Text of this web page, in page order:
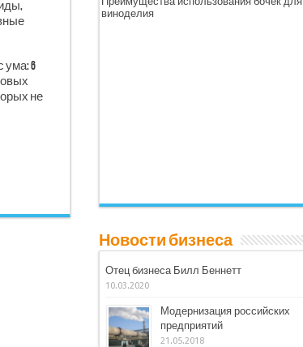
ума: 6
не
виноделия
Новости бизнеса
Отец бизнеса Билл Беннетт
10.03.2020
Модернизация российских
предприятий
21.05.2018